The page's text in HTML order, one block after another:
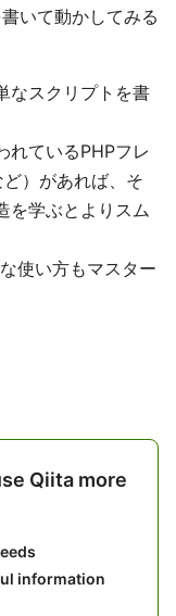
いて動かしてみる
なスクリプトを書
れているPHPフレ
）があれば、そ
を学ぶとよりスム
使い方もマスター
Qiita more
information